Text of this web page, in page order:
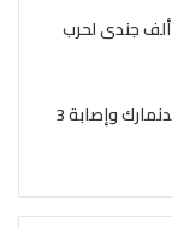
كوريا الشمالية ترسل 50 ألف جندى لحرب
حرب عصابات في شوارع الدنمارك وإصابة 3